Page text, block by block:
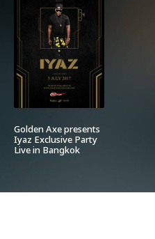
Golden Axe presents
Iyaz Exclusive Party
Live in Bangkok